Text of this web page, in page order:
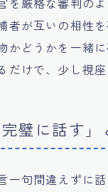
者が互いの相性
かどうかを一緒
だけで、少し視
完璧に話す
言一句間違えずに